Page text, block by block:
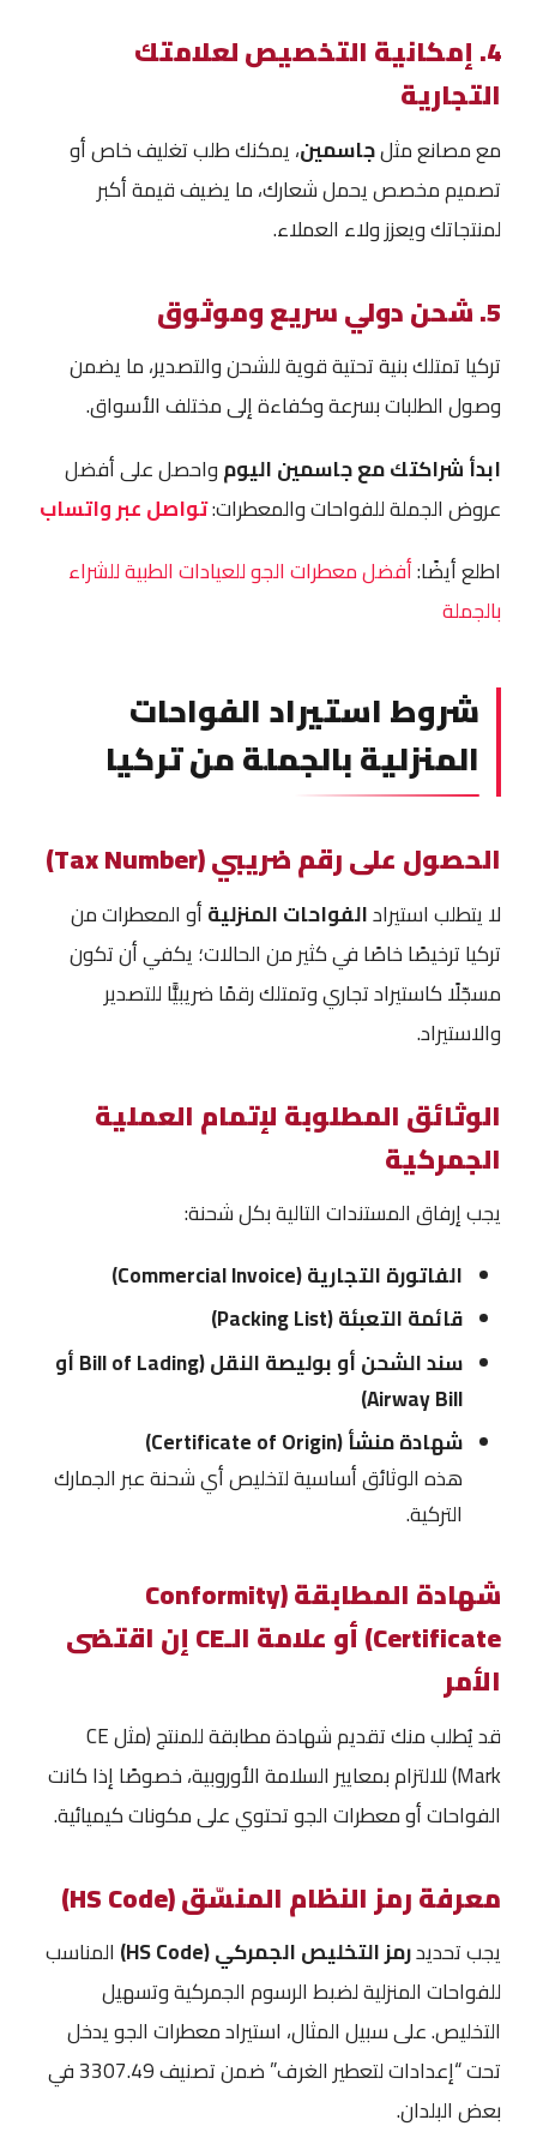
4. إمكانية التخصيص لعلامتك
التجارية
مع مصانع مثلجاسمين، يمكنك طلب تغليف خاص أو
تصميم مخصص يحمل شعارك، ما يضيف قيمة أكبر
لمنتجاتك ويعزز ولاء العملاء.
5. شحن دولي سريع وموثوق
تركيا تمتلك بنية تحتية قوية للشحن والتصدير، ما يضمن
وصول الطلبات بسرعة وكفاءة إلى مختلف الأسواق.
ابدأ شراكتك مع جاسمين اليومواحصل على أفضل
عروض الجملة للفواحات والمعطرات:تواصل عبر واتساب
اطلع أيضًا:أفضل معطرات الجو للعيادات الطبية للشراء
بالجملة
شروط استيراد الفواحات
المنزلية بالجملة من تركيا
الحصول على رقم ضريبي (Tax Number)
لا يتطلب استيرادالفواحات المنزليةأو المعطرات من
تركيا ترخيصًا خاصًا في كثير من الحالات؛ يكفي أن تكون
مسجّلًا كاستيراد تجاري وتمتلك رقمًا ضريبيًّا للتصدير
والاستيراد.
الوثائق المطلوبة لإتمام العملية
الجمركية
يجب إرفاق المستندات التالية بكل شحنة:
الفاتورة التجارية (Commercial Invoice)
قائمة التعبئة (Packing List)
سند الشحن أو بوليصة النقل (Bill of Lading أو
Airway Bill)
شهادة منشأ (Certificate of Origin)
هذه الوثائق أساسية لتخليص أي شحنة عبر الجمارك
التركية.
شهادة المطابقة (Conformity
Certificate) أو علامة الـCE إن اقتضى
الأمر
قد يُطلب منك تقديم شهادة مطابقة للمنتج (مثل CE
Mark) للالتزام بمعايير السلامة الأوروبية، خصوصًا إذا كانت
الفواحات أو معطرات الجو تحتوي على مكونات كيميائية.
معرفة رمز النظام المنسّق (HS Code)
يجب تحديدرمز التخليص الجمركي (HS Code)
المناسب
للفواحات المنزلية لضبط الرسوم الجمركية وتسهيل
التخليص. على سبيل المثال، استيراد معطرات الجو يدخل
تحت “إعدادات لتعطير الغرف” ضمن تصنيف 3307.49 في
بعض البلدان.